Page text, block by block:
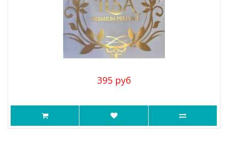
395 руб